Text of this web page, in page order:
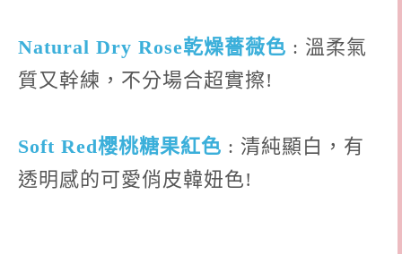
Natural Dry Rose乾燥薔薇色 : 溫柔氣
質又幹練，不分場合超實擦!
Soft Red櫻桃糖果紅色 : 清純顯白，有
透明感的可愛俏皮韓妞色!